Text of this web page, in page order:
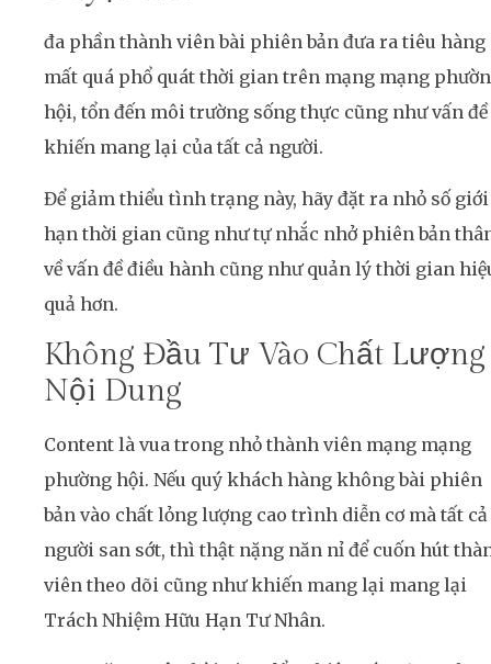
đa phần thành viên bài phiên bản đưa ra tiêu hàng
mất quá phổ quát thời gian trên mạng mạng
hội, tổn đến môi trường sống thực cũng như vấn đề
khiến mang lại của tất cả người.
Để giảm thiểu tình trạng này, hãy đặt ra nhỏ số giới
hạn thời gian cũng như tự nhắc nhở phiên bản
về vấn đề điều hành cũng như quản lý thời gian
quả hơn.
Không Đầu Tư Vào Chất Lượng
Nội Dung
Content là vua trong nhỏ thành viên mạng mạng
phường hội. Nếu quý khách hàng không bài phiên
bản vào chất lỏng lượng cao trình diễn cơ mà tất cả
người san sớt, thì thật nặng năn nỉ để cuốn hút
viên theo dõi cũng như khiến mang lại mang lại
Trách Nhiệm Hữu Hạn Tư Nhân.